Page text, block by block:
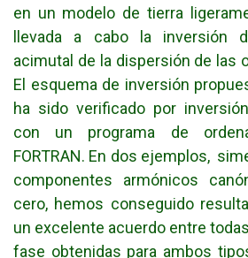
en un modelo de tierra
llevada a cabo la inversión
acimutal de la dispersión de las
El esquema de inversión
ha sido verificado por
con un programa de
FORTRAN. En dos ejemplos,
componentes armónicos
cero, hemos conseguido
un excelente acuerdo entre
fase obtenidas para ambos